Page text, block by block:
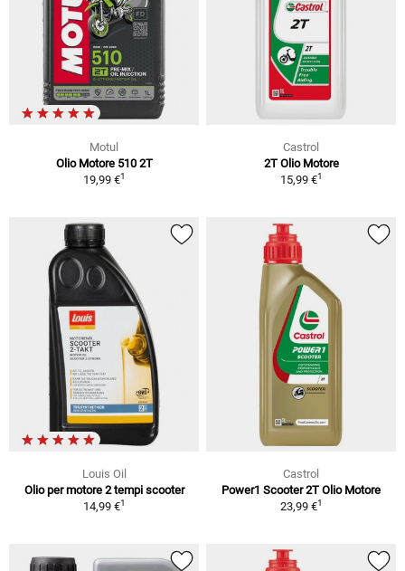
Motul
Olio Motore 510 2T
19,99 €1
Castrol
2T Olio Motore
15,99 €1
Louis Oil
Olio per motore 2 tempi scooter
14,99 €1
Castrol
Power1 Scooter 2T Olio Motore
23,99 €1